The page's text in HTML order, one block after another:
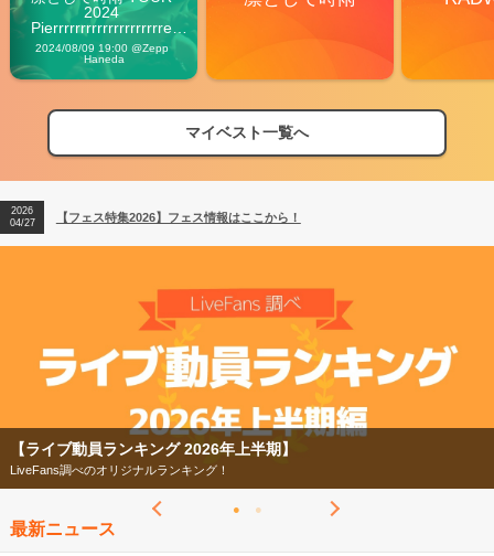
2024
Pierrrrrrrrrrrrrrrrrrrre
Vibes
2024/08/09 19:00 @Zepp
Haneda
マイベスト一覧へ
【フェス特集2026】フェス情報はここから！
【ライブ動員ランキング】2026年上半期編発表！
2026
04/27
【フェス特集2026】フェス情報はここから！
2026
【フェス特集2026】
今年もフェスの季節がやってきた！
最新ニュース